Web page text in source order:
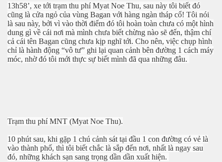
13h58’, xe tới trạm thu phí Myat Noe Thu, sau này tôi biết đó
cũng là cửa ngỏ của vùng Bagan với hàng ngàn tháp cổ! Tôi nói
là sau này, bởi vì vào thời điểm đó tôi hoàn toàn chưa có một hình
dung gì về cái nơi mà mình chưa biết chừng nào sẽ đến, thậm chí
cả cái tên Bagan cũng chưa kịp nghĩ tới. Cho nên, việc chụp hình
chỉ là hành động “vô tư” ghi lại quan cảnh bên đường 1 cách máy
móc, nhờ đó tôi mới thực sự biết mình đã qua những đâu.
Trạm thu phí MNT (Myat Noe Thu).
10 phút sau, khi gặp 1 chú cảnh sát tại đầu 1 con đường có vẻ là
vào thành phố, thì tôi biết chắc là sắp đến nơi, nhất là ngay sau
đó, những khách sạn sang trọng dần dần xuất hiện.